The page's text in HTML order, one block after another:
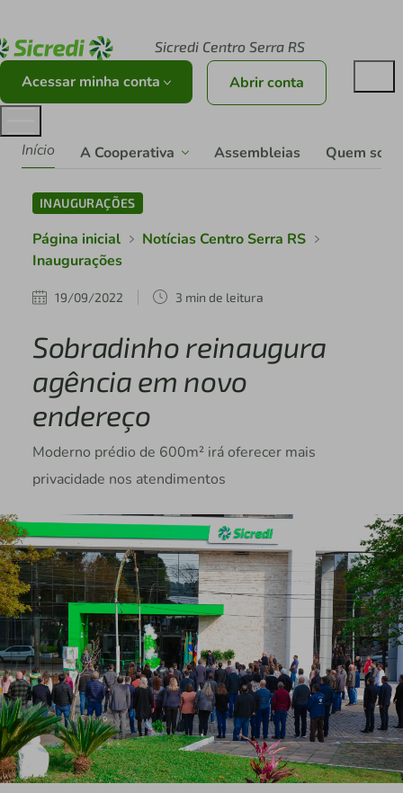
Sicredi Centro Serra RS
Acessar minha conta Abrir conta
Início A Cooperativa Assembleias Quem
INAUGURAÇÕES
Página inicial
Notícias Centro Serra RS
Inaugurações
19/09/2022 3 min de leitura
Sobradinho reinaugura
agência em novo
endereço
Moderno prédio de 600m² irá oferecer mais
privacidade nos atendimentos